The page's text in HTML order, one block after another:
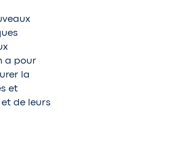
a pour
la
et
de leurs